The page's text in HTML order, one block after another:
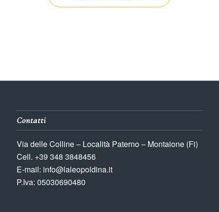
Contatti
Via delle Colline – Località Paterno – Montaione (Fi)
Cell. +39 348 3848456
E-mail: info@laleopoldina.it
P.Iva: 05030690480